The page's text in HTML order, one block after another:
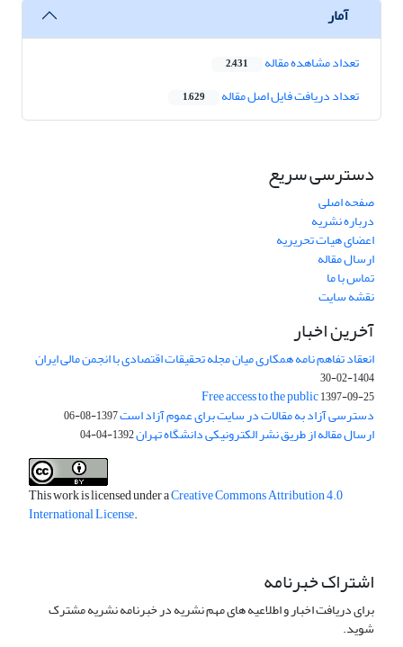
آمار
تعداد مشاهده مقاله 2,431
تعداد دریافت فایل اصل مقاله 1,629
دسترسی سریع
صفحه اصلی
درباره نشریه
اعضای هیات تحریریه
ارسال مقاله
تماس با ما
نقشه سایت
آخرین اخبار
انعقاد تفاهم نامه همکاری میان مجله تحقیقات اقتصادی با انجمن مالی ایران
1404-02-30
Free access to the public1397-09-25
دسترسی آزاد به مقالات در سایت برای عموم آزاد است1397-08-06
ارسال مقاله از طریق نشر الکترونیکی دانشگاه تهران1392-04-04
This work is licensed under aCreative Commons Attribution 4.0
International License.
اشتراک خبرنامه
برای دریافت اخبار و اطلاعیه های مهم نشریه در خبرنامه نشریه مشترک
شوید.